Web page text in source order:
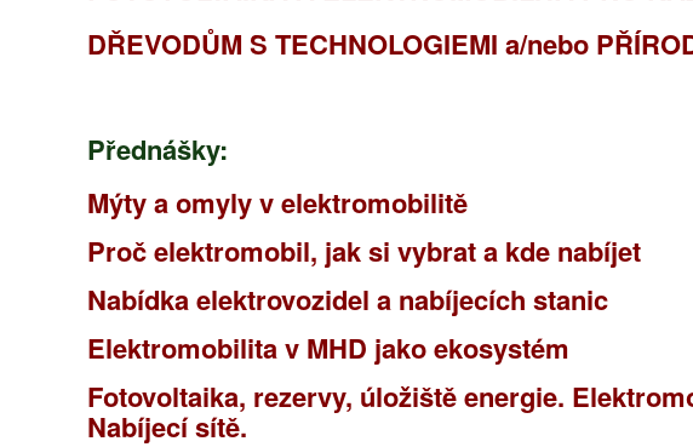
DŘEVODŮM S TECHNOLOGIEMI a/nebo
Přednášky:
Mýty a omyly v elektromobilitě
Proč elektromobil, jak si vybrat a kde nabíjet
Nabídka elektrovozidel a nabíjecích stanic
Elektromobilita v MHD jako ekosystém
Fotovoltaika, rezervy, úložiště energie.
Nabíjecí sítě.